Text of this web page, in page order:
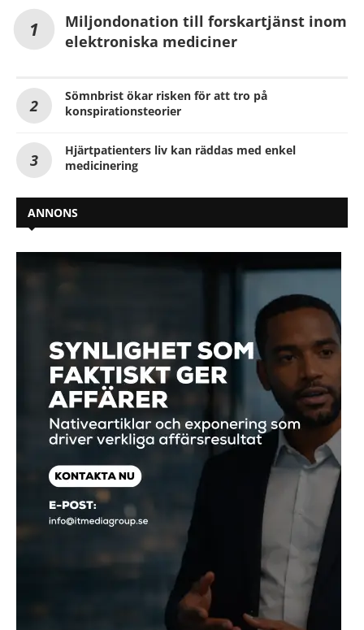
Miljondonation till forskartjänst inom
elektroniska mediciner
Sömnbrist ökar risken för att tro på
konspirationsteorier
Hjärtpatienters liv kan räddas med enkel
medicinering
ANNONS